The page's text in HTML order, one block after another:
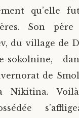
qu’elle
Son
du village de
sokolnine,
de
Nikitina.